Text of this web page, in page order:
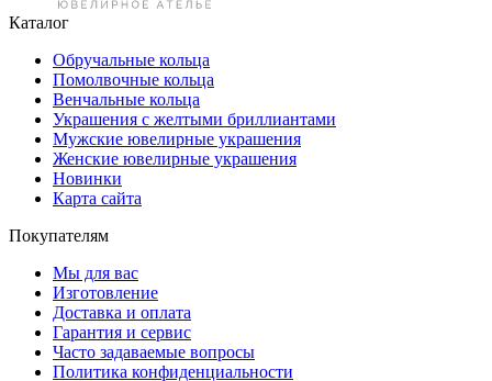
Каталог
Обручальные кольца
Помолвочные кольца
Венчальные кольца
Украшения с желтыми бриллиантами
Мужские ювелирные украшения
Женские ювелирные украшения
Новинки
Карта сайта
Покупателям
Мы для вас
Изготовление
Доставка и оплата
Гарантия и сервис
Часто задаваемые вопросы
Политика конфиденциальности